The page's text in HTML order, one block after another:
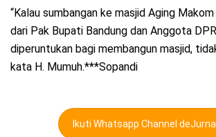
“Kalau sumbangan ke masjid Aging
dari Pak Bupati Bandung dan Anggota
diperuntukan bagi membangun masjid,
kata H. Mumuh.***Sopandi
Ikuti Whatsapp Channel